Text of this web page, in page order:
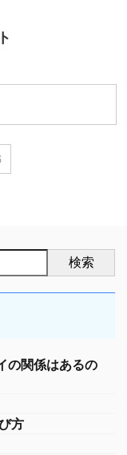
検索
の関係はあるの
方